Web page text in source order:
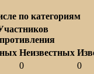
по категориям
Неизвестных
0 0